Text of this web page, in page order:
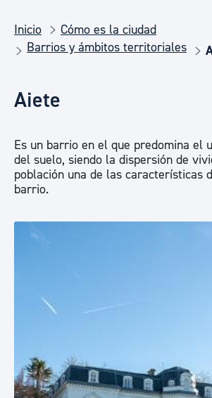
Inicio
Cómo es la ciudad
Barrios y ámbitos territoriales
Aiete
Es un barrio en el que predomina el
del suelo, siendo la dispersión de
población una de las características
barrio.